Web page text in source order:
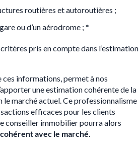
routières et autoroutières ;
ou d’un aérodrome ; *
pris en compte dans l’estimation
ces informations, permet à nos
une estimation cohérente de la
le marché actuel. Ce professionnalisme
efficaces pour les clients
conseiller immobilier pourra alors
cohérent avec le marché.